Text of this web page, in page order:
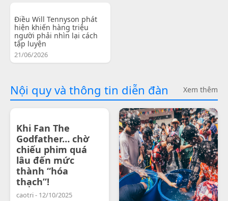
Điều Will Tennyson phát
hiện khiến hàng triệu
người phải nhìn lại cách
tập luyện
21/06/2026
Nội quy và thông tin diễn đàn Xem thêm
Khi Fan The
Godfather… chờ
chiếu phim quá
lâu đến mức
thành “hóa
thạch”!
caotri - 12/10/2025